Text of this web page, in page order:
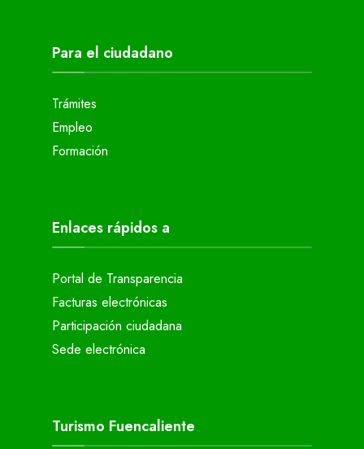
Para el ciudadano
Trámites
Empleo
Formación
Enlaces rápidos a
Portal de Transparencia
Facturas electrónicas
Participación ciudadana
Sede electrónica
Turismo Fuencaliente